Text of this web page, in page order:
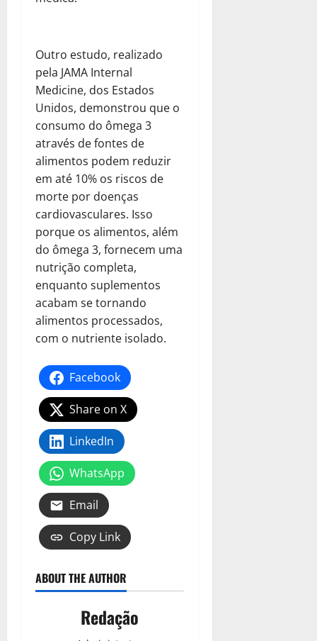
Outro estudo, realizado
pela JAMA Internal
Medicine, dos Estados
Unidos, demonstrou que o
consumo do ômega 3
através de fontes de
alimentos podem reduzir
em até 10% os riscos de
morte por doenças
cardiovasculares. Isso
porque os alimentos, além
do ômega 3, fornecem uma
nutrição completa,
enquanto suplementos
acabam se tornando
alimentos processados,
com o nutriente isolado.
Facebook
Share on X
LinkedIn
WhatsApp
Email
Copy Link
ABOUT THE AUTHOR
Redação